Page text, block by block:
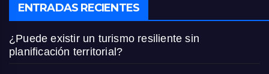
ENTRADAS RECIENTES
¿Puede existir un turismo resiliente sin
planificación territorial?